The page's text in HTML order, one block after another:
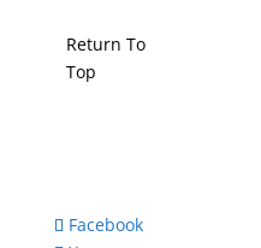
Return To
Top
Facebook